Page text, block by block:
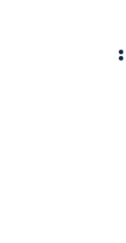
: